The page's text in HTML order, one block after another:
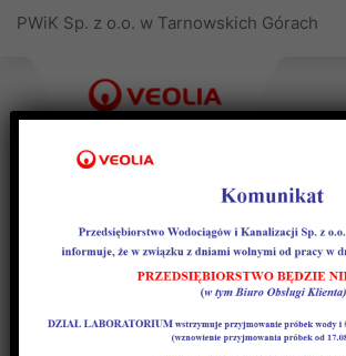
PWiK Sp. z o.o. w Tarnowskich Górach
Zgłoś
Zgłaszanie